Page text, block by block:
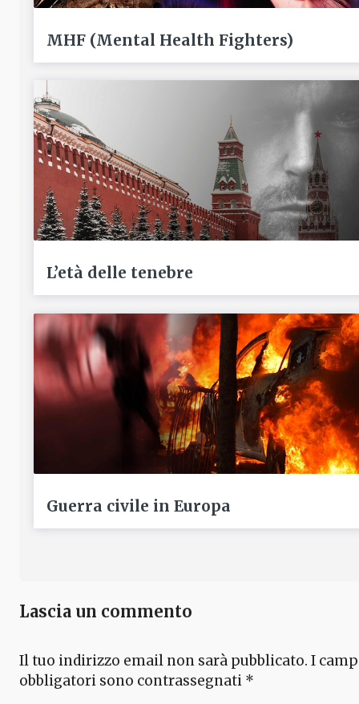
MHF (Mental Health Fighters)
L’età delle tenebre
Guerra civile in Europa
Lascia un commento
Il tuo indirizzo email non sarà pubblicato. I
obbligatori sono contrassegnati *